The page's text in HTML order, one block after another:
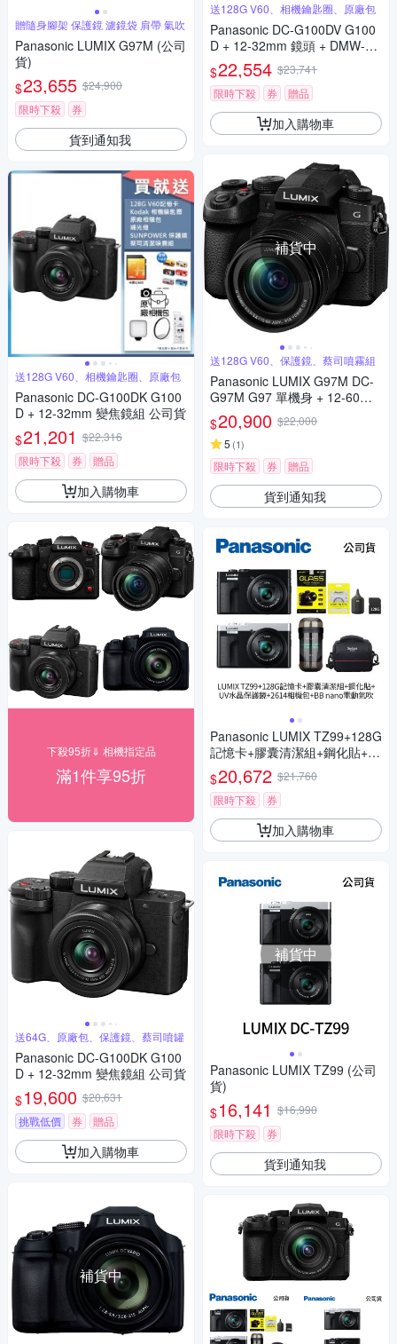
贈隨身腳架 保護鏡 濾鏡袋 肩帶 氣吹
Panasonic LUMIX G97M (公司
貨)
$23,655 $24,900
限時下殺
券
貨到通知我
送128G V60、相機鑰匙圈、原廠包
Panasonic DC-G100DK G100
D + 12-32mm 變焦鏡組 公司貨
$21,201 $22,316
限時下殺
券 贈品
加入購物車
下殺95折⇓ 相機指定品
滿1件享95折
送64G、原廠包、保護鏡、蔡司噴罐
Panasonic DC-G100DK G100
D + 12-32mm 變焦鏡組 公司貨
$19,600 $20,631
挑戰低價
券 贈品
加入購物車
補貨中
送128G V60、相機鑰匙圈、原廠包
Panasonic DC-G100DV G100
D + 12-32mm 鏡頭 + DMW-SH
GR2 三腳架握把組 公司貨
$22,554 $23,741
限時下殺
券 贈品
加入購物車
補貨中
送128G V60、保護鏡、蔡司噴霧組
Panasonic LUMIX G97M DC-
G97M G97 單機身 + 12-60mm
變焦鏡組 公司貨
$20,900 $22,000
5 (1)
限時下殺 券 贈品
貨到通知我
Panasonic LUMIX TZ99+128G
記憶卡+膠囊清潔組+鋼化貼+水
晶保護鏡+2614相機包+NITEC
ORE BB nano 迷你電動氣吹
(公司貨)
$20,672 $21,760
限時下殺
券
加入購物車
補貨中
Panasonic LUMIX TZ99 (公司
貨)
$16,141 $16,990
限時下殺
券
貨到通知我